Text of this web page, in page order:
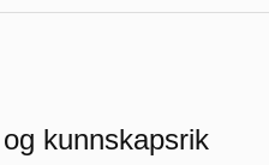
kunnskapsrik